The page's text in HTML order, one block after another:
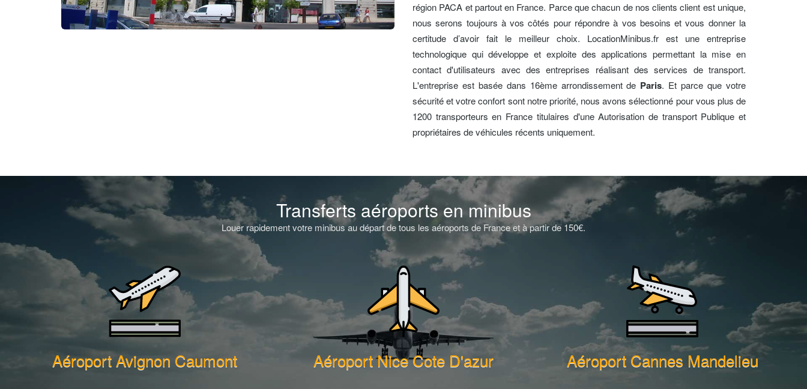
région PACA et partout en France. Parce que chacun de nos clients client est unique,
nous serons toujours à vos côtés pour répondre à vos besoins et vous donner la
certitude d’avoir fait le meilleur choix. LocationMinibus.fr est une entreprise
technologique qui développe et exploite des applications permettant la mise en
contact d'utilisateurs avec des entreprises réalisant des services de transport.
L'entreprise est basée dans 16ème arrondissement de Paris. Et parce que votre
sécurité et votre confort sont notre priorité, nous avons sélectionné pour vous plus de
1200 transporteurs en France titulaires d'une Autorisation de transport Publique et
propriétaires de véhicules récents uniquement.
Transferts aéroports en minibus
Louer rapidement votre minibus au départ de tous les aéroports de France et à partir de 150€.
Aéroport Avignon Caumont Aéroport Nice Cote D'azur Aéroport Cannes Mandelieu